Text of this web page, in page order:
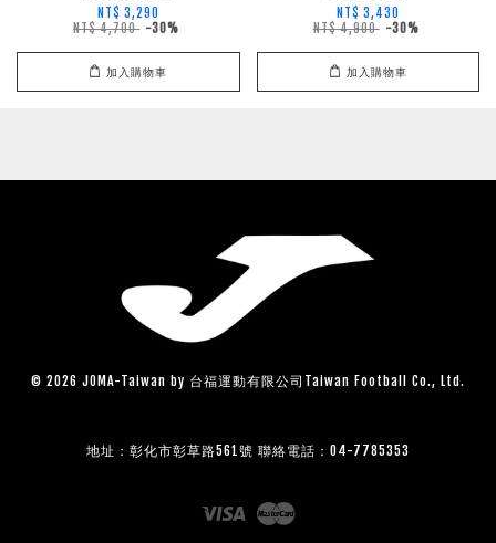
NT$ 3,290
NT$ 4,700 -30%
加入購物車
NT$ 3,430
NT$ 4,900 -30%
加入購物車
© 2026 JOMA-Taiwan by 台福運動有限公司Taiwan Football Co., Ltd.
地址：彰化市彰草路561號 聯絡電話：04-7785353
Visa